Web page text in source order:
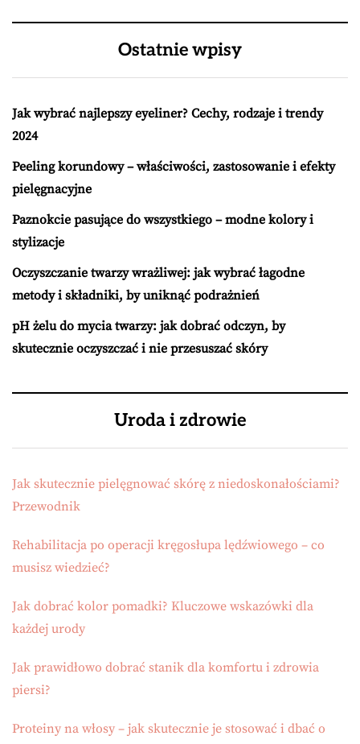
Ostatnie wpisy
Jak wybrać najlepszy eyeliner? Cechy, rodzaje i trendy
2024
Peeling korundowy – właściwości, zastosowanie i efekty
pielęgnacyjne
Paznokcie pasujące do wszystkiego – modne kolory i
stylizacje
Oczyszczanie twarzy wrażliwej: jak wybrać łagodne
metody i składniki, by uniknąć podrażnień
pH żelu do mycia twarzy: jak dobrać odczyn, by
skutecznie oczyszczać i nie przesuszać skóry
Uroda i zdrowie
Jak skutecznie pielęgnować skórę z niedoskonałościami?
Przewodnik
Rehabilitacja po operacji kręgosłupa lędźwiowego – co
musisz wiedzieć?
Jak dobrać kolor pomadki? Kluczowe wskazówki dla
każdej urody
Jak prawidłowo dobrać stanik dla komfortu i zdrowia
piersi?
Proteiny na włosy – jak skutecznie je stosować i dbać o